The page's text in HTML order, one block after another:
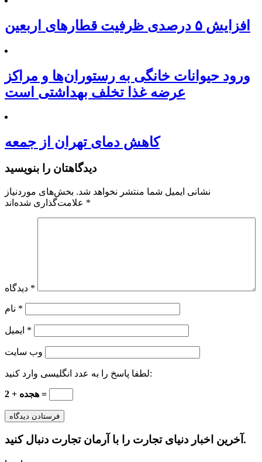
افزایش ۵ درصدی ظرفیت قطارهای اربعین
ورود حیوانات خانگی به رستوران‌ها و مراکز
عرضه غذا تخلف بهداشتی است
کاهش دمای تهران از جمعه
دیدگاهتان را بنویسید
نشانی ایمیل شما منتشر نخواهد شد. بخش‌های موردنیاز
*
*
*
*
وب‌ سایت
لطفا پاسخ را به عدد انگلیسی وارد کنید:
2 + هجده =
آخرین اخبار دنیای تجارت را با آرمان تجارت دنبال کنید.